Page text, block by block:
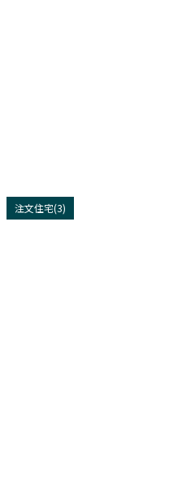
注文住宅(3)